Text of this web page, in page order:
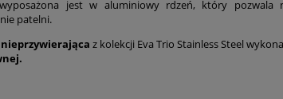
jest w aluminiowy rdzeń, który pozwala
patelni.
z kolekcji Eva Trio Stainless Steel
.